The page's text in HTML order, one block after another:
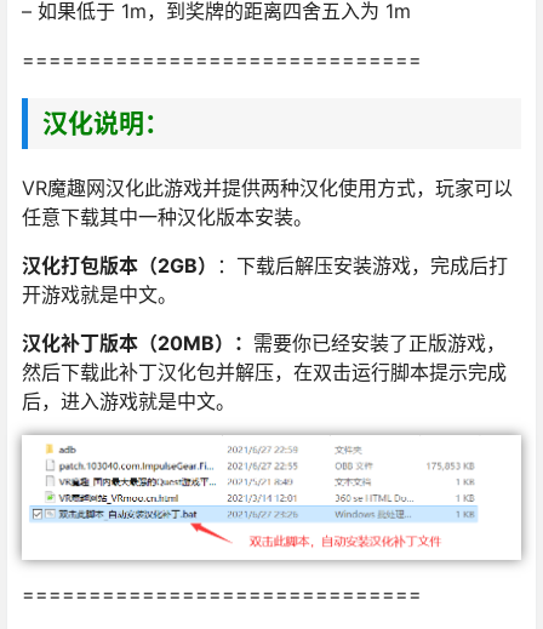
– 如果低于 1m，到奖牌的距离四舍五入为 1m
==============================
汉化说明：
VR魔趣网汉化此游戏并提供两种汉化使用方式，玩家可以
任意下载其中一种汉化版本安装。
汉化打包版本（2GB）
：下载后解压安装游戏，完成后打
开游戏就是中文。
汉化补丁版本（20MB）： 需要你已经安装了正版游戏，
然后下载此补丁汉化包并解压，在双击运行脚本提示完成
后，进入游戏就是中文。
==============================